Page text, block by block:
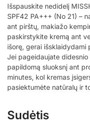
Išspauskite nedidelį
SPF42 PA+++ (No 21) –
ant pirštų, makiažo
paskirstykite kremą ant
išorę, gerai išsklaidydami
Jei pageidaujate
papildomą sluoksnį ant
minutes, kol kremas
pasiektumėte natūralų ir
Sudėtis